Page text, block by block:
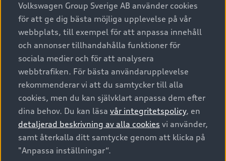
A6 modellerna
SUV
Avant
Audi Sport
Privatleasing
Nya bilar i lager
Begagnade bilar i lager
Audi approved :plus - så gott som nya
Finansiering
Audi exclusive
Provkörning
Service & tillbehör
Audi digital services
Originaltillbehör - köp online
Garantier
Försäkring
Digitala manualer för din Audi
Audi Collection – livsstilsartiklar
Vanliga frågor
Tjänstebil
Tjänstebil
Business lease online
Företagsleasing
Om Audi Sverige
Kontakta oss
Audi Återförsäljare/-serviceverkstad
myAudi
Pressmeddelanden
© 2026 AUDI SVERIGE. All Rights Reserved.
Utgivare Juridiskt
Juridiskt Audi AG
Juridiskt Audi Digital Giveaway
Volkswagen Group Sverige AB använder cookies
för att ge dig bästa möjliga upplevelse på vår
webbplats, till exempel för att anpassa innehåll
och annonser tillhandahålla funktioner för
sociala medier och för att analysera
webbtrafiken. För bästa användarupplevelse
rekommenderar vi att du samtycker till alla
cookies, men du kan självklart anpassa dem efter
dina behov. Du kan läsa vår integritetspolicy, en
detaljerad beskrivning av alla cookies vi använder,
samt återkalla ditt samtycke genom att klicka på
"Anpassa inställningar“.